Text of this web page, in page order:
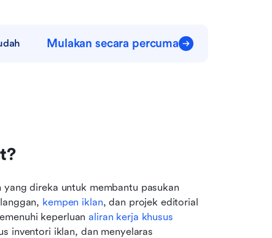
Mulakan secara percuma
direka untuk membantu pasukan
kempen iklan, dan projek editorial
keperluan aliran kerja khusus
inventori iklan, dan menyelaras